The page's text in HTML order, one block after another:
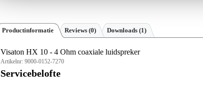
Productinformatie Reviews (0) Downloads (1)
Visaton HX 10 - 4 Ohm coaxiale luidspreker
Artikelnr: 9000-0152-7270
Servicebelofte